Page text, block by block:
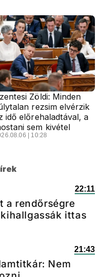
Zöldi: Minden
rezsim elvérzik
idő előrehaladtával, a
sem kivétel
| 10:28
22:11
a rendőrségre
ittas
21:43
Nem